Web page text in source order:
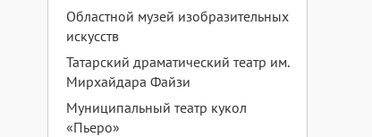
Областной музей изобразительных
искусств
Татарский драматический театр им.
Мирхайдара Файзи
Муниципальный театр кукол
«Пьеро»